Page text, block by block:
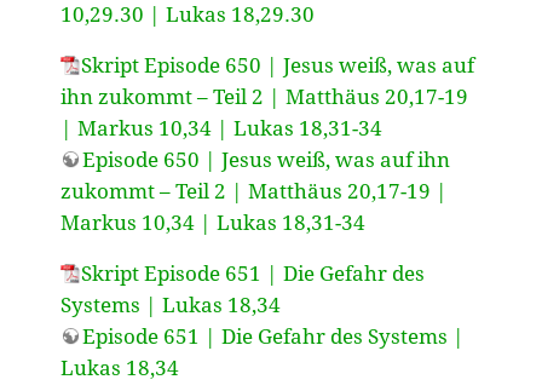
10,29.30 | Lukas 18,29.30
Skript Episode 650 | Jesus weiß, was auf
ihn zukommt – Teil 2 | Matthäus 20,17-19
| Markus 10,34 | Lukas 18,31-34
Episode 650 | Jesus weiß, was auf ihn
zukommt – Teil 2 | Matthäus 20,17-19 |
Markus 10,34 | Lukas 18,31-34
Skript Episode 651 | Die Gefahr des
Systems | Lukas 18,34
Episode 651 | Die Gefahr des Systems |
Lukas 18,34